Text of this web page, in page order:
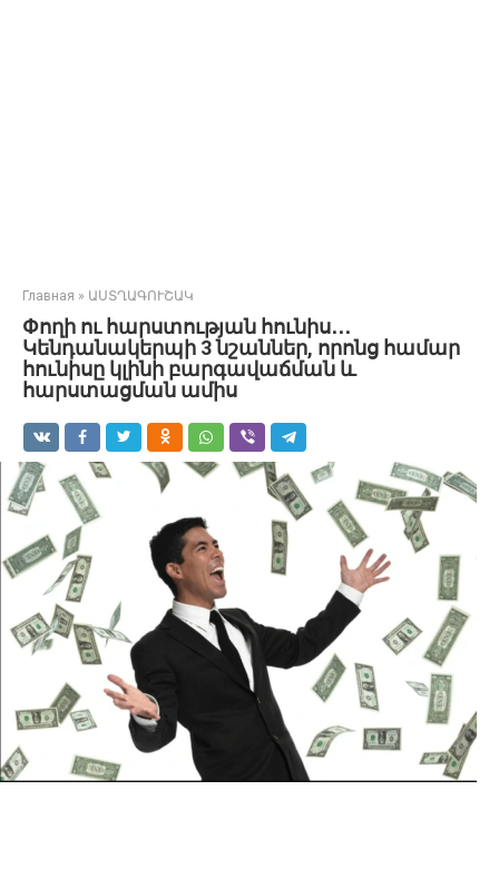
Главная » ԱՍՏՂԱԳՈՒՇԱԿ
Փողի ու հարստության հունիս․․․
Կենդանակերպի 3 նշաններ, որոնց համար
հունիսը կլինի բարգավաճման և
հարստացման ամիս